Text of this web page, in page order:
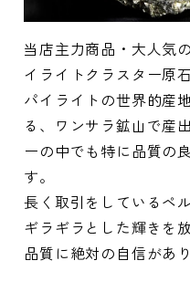
当店主力商品・大人気
イライトクラスター原石
パイライトの世界的産
る、ワンサラ鉱山で産
ーの中でも特に品質の
す。
長く取引をしているペ
ギラギラとした輝きを
品質に絶対の自信があ